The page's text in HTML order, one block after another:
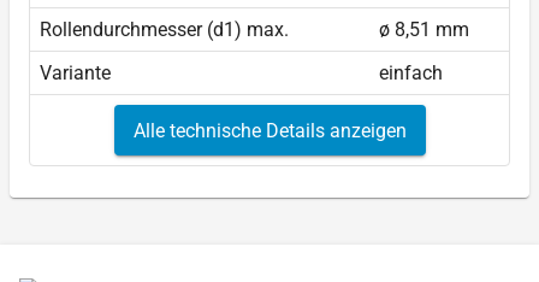
Rollendurchmesser (d1) max.
ø 8,51 mm
Variante
einfach
Alle technische Details anzeigen